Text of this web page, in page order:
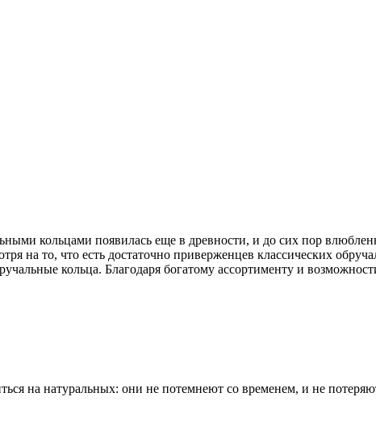
кольцами появилась еще в древности, и до сих пор
на то, что есть достаточно приверженцев классических
кольца. Благодаря богатому ассортименту и
на натуральных: они не потемнеют со временем, и не